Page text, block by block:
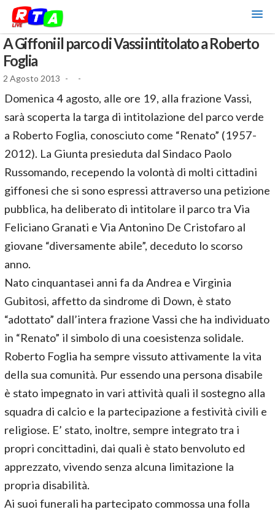
A Giffoni il parco di Vassi intitolato a Roberto
Foglia
2 Agosto 2013 - -
Domenica 4 agosto, alle ore 19, alla frazione Vassi,
sarà scoperta la targa di intitolazione del parco verde
a Roberto Foglia, conosciuto come “Renato” (1957-
2012). La Giunta presieduta dal Sindaco Paolo
Russomando, recependo la volontà di molti cittadini
giffonesi che si sono espressi attraverso una petizione
pubblica, ha deliberato di intitolare il parco tra Via
Feliciano Granati e Via Antonino De Cristofaro al
giovane “diversamente abile”, deceduto lo scorso
anno.
Nato cinquantasei anni fa da Andrea e Virginia
Gubitosi, affetto da sindrome di Down, è stato
“adottato” dall’intera frazione Vassi che ha individuato
in “Renato” il simbolo di una coesistenza solidale.
Roberto Foglia ha sempre vissuto attivamente la vita
della sua comunità. Pur essendo una persona disabile
è stato impegnato in vari attività quali il sostegno alla
squadra di calcio e la partecipazione a festività civili e
religiose. E’ stato, inoltre, sempre integrato tra i
propri concittadini, dai quali è stato benvoluto ed
apprezzato, vivendo senza alcuna limitazione la
propria disabilità.
Ai suoi funerali ha partecipato commossa una folla